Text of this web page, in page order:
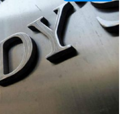
textul pentru
aici
aici
aici
subti